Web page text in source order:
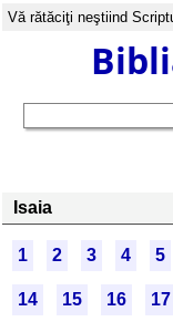
Vă rătăciţi neştiind
Isaia
1 2 3 4 5
14 15 16 17